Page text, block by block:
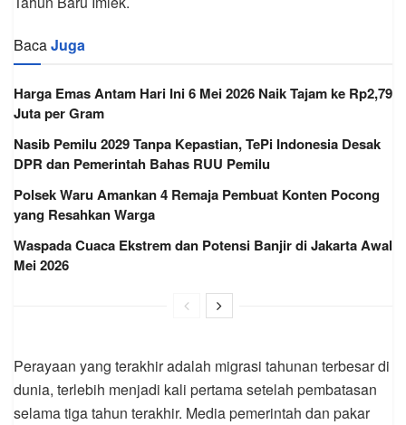
BacaJuga
Harga Emas Antam Hari Ini 6 Mei 2026 Naik Tajam ke Rp2,79
Juta per Gram
Nasib Pemilu 2029 Tanpa Kepastian, TePi Indonesia Desak
DPR dan Pemerintah Bahas RUU Pemilu
Polsek Waru Amankan 4 Remaja Pembuat Konten Pocong
yang Resahkan Warga
Waspada Cuaca Ekstrem dan Potensi Banjir di Jakarta Awal
Mei 2026
Perayaan yang terakhir adalah migrasi tahunan terbesar di
dunia, terlebih menjadi kali pertama setelah pembatasan
selama tiga tahun terakhir. Media pemerintah dan pakar